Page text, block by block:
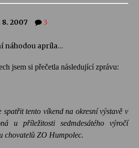
Ensemble
výstavy Josefíny Duškové: Stávám se
na integrační festival Quijotova
2007 3
náhodou apríla…
jsem si přečetla následující zprávu:
spatřit tento víkend na okresní výstavě v
u příležitosti sedmdesátého výročí
chovatelů ZO Humpolec.